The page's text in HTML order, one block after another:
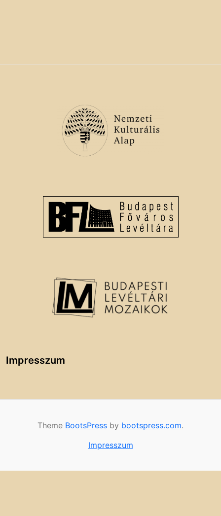
Impresszum
Theme BootsPress by bootspress.com.
Impresszum